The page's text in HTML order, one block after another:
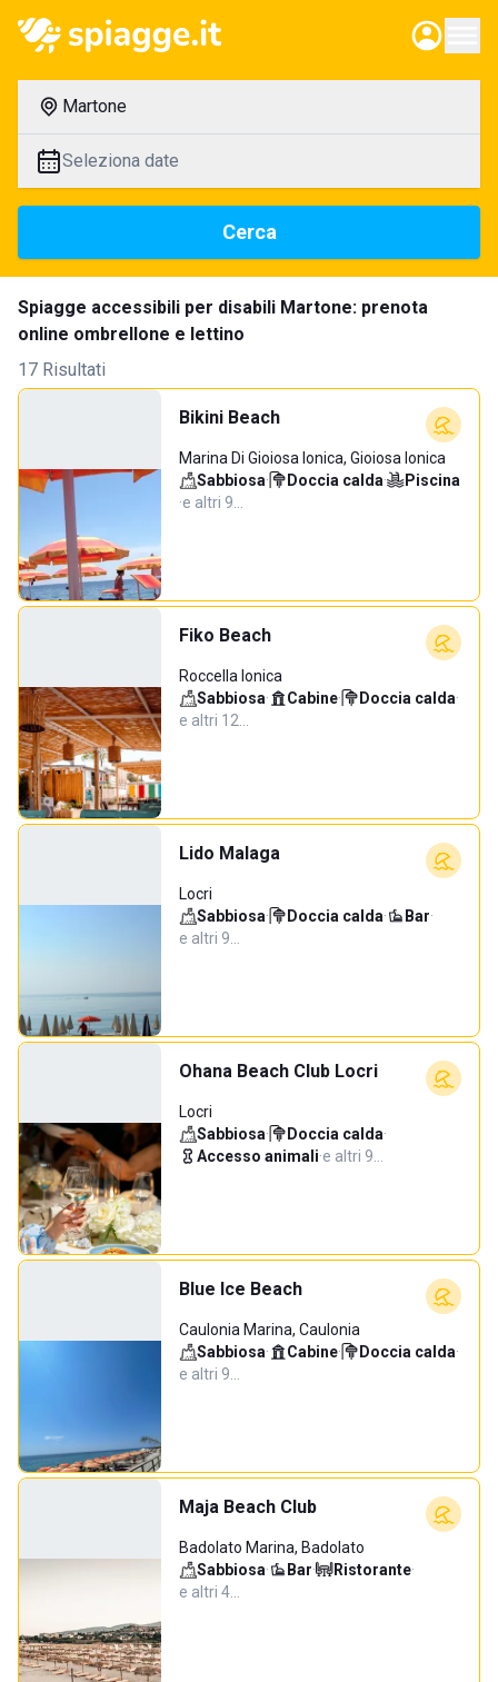
Martone
Seleziona date
Cerca
Spiagge accessibili per disabili Martone: prenota
online ombrellone e lettino
17 Risultati
Bikini Beach
Marina Di Gioiosa Ionica, Gioiosa Ionica
Sabbiosa· Doccia calda·
Piscina
·e altri 9…
Fiko Beach
Roccella Ionica
Sabbiosa· Cabine· Doccia calda·
e altri 12…
Lido Malaga
Locri
Sabbiosa· Doccia calda· Bar·
e altri 9…
Ohana Beach Club Locri
Locri
Sabbiosa· Doccia calda·
Accesso animali·e altri 9…
Blue Ice Beach
Caulonia Marina, Caulonia
Sabbiosa· Cabine· Doccia calda·
e altri 9…
Maja Beach Club
Badolato Marina, Badolato
Sabbiosa· Bar· Ristorante·
e altri 4…